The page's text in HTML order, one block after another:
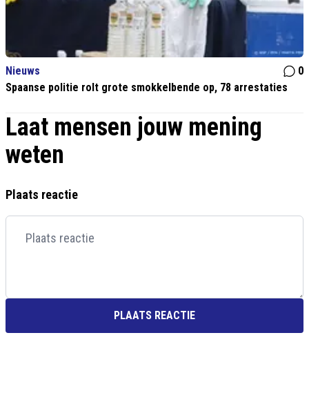
Nieuws
0
Spaanse politie rolt grote smokkelbende op, 78 arrestaties
Laat mensen jouw mening
weten
Plaats reactie
PLAATS REACTIE